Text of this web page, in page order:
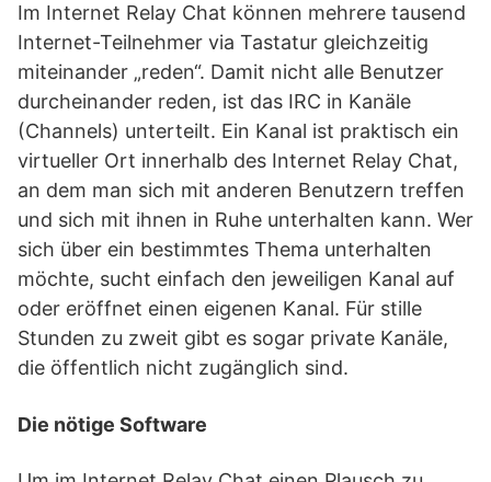
Im Internet Relay Chat können mehrere tausend
Internet-Teilnehmer via Tastatur gleichzeitig
miteinander „reden“. Damit nicht alle Benutzer
durcheinander reden, ist das IRC in Kanäle
(Channels) unterteilt. Ein Kanal ist praktisch ein
virtueller Ort innerhalb des Internet Relay Chat,
an dem man sich mit anderen Benutzern treffen
und sich mit ihnen in Ruhe unterhalten kann. Wer
sich über ein bestimmtes Thema unterhalten
möchte, sucht einfach den jeweiligen Kanal auf
oder eröffnet einen eigenen Kanal. Für stille
Stunden zu zweit gibt es sogar private Kanäle,
die öffentlich nicht zugänglich sind.
Die nötige Software